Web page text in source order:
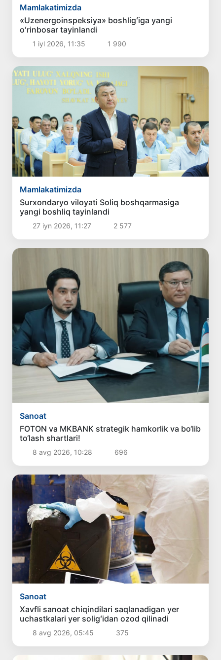
Mamlakatimizda
«Uzenergoinspeksiya» boshligʻiga yangi
oʻrinbosar tayinlandi
1 iyl 2026, 11:35 1 990
Mamlakatimizda
Surxondaryo viloyati Soliq boshqarmasiga
yangi boshliq tayinlandi
27 iyn 2026, 11:27 2 577
Sanoat
FOTON va MKBANK strategik hamkorlik va bo‘lib
to‘lash shartlari!
8 avg 2026, 10:28 696
Sanoat
Xavfli sanoat chiqindilari saqlanadigan yer
uchastkalari yer soligʻidan ozod qilinadi
8 avg 2026, 05:45 375